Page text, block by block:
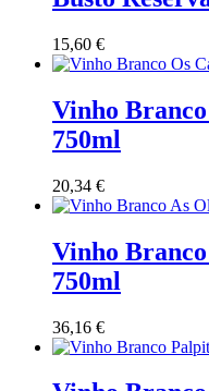
15,60 €
Vinho
750ml
20,34 €
Vinho
750ml
36,16 €